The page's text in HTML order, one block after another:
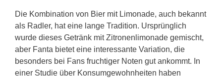
Die Kombination von Bier mit Limonade, auch bekannt
als Radler, hat eine lange Tradition. Ursprünglich
wurde dieses Getränk mit Zitronenlimonade gemischt,
aber Fanta bietet eine interessante Variation, die
besonders bei Fans fruchtiger Noten gut ankommt. In
einer Studie über Konsumgewohnheiten haben